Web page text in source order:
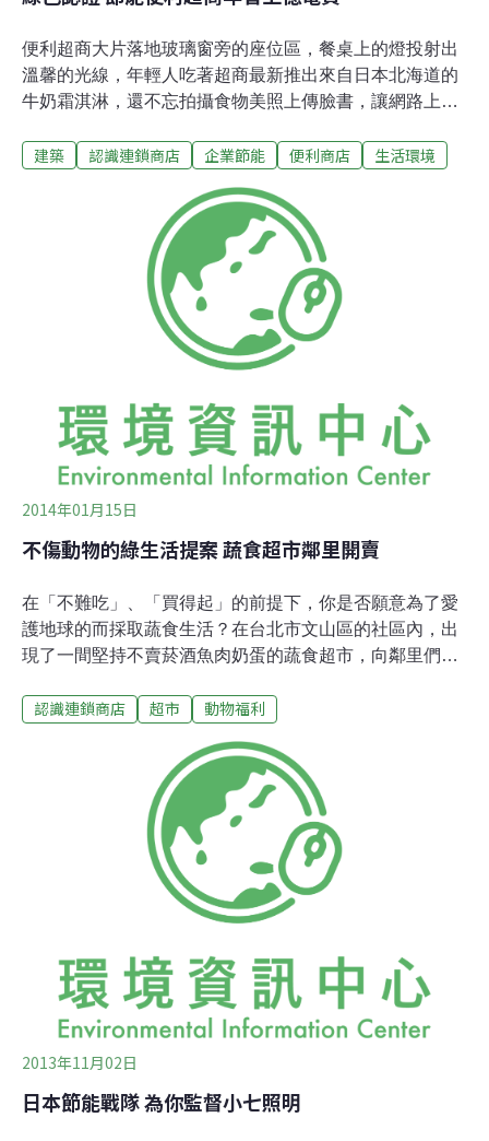
便利超商大片落地玻璃窗旁的座位區，餐桌上的燈投射出
溫馨的光線，年輕人吃著超商最新推出來自日本北海道的
牛奶霜淇淋，還不忘拍攝食物美照上傳臉書，讓網路上朋
雪阻礙遊客返鄉的冬日，台北的便利商店裡一點也不感覺
用最清爽的姿態享受著口中的霜淇淋。這樣的場景，想必
身為消費者的讀者們一點也不陌生。便利商店已經成為我
們生活中難以割捨的空間，根據統計，2012年全台有超過
9800家便利超商，其所形成的綿密網路，提供各種我們想
像得到和意想不到的服務，讓生活在緊湊節奏的現代人宛
如有個安心的依靠。24小時營業 耗費大量能源然而仔細
思考超商在我們的生活中提供的便利性，相對地，其在社
營運所使用的燈光空調等消耗的電力、每日到店更新商品
上架的貨運運輸、保存各項生鮮食品的冷
建築 認識連鎖商店 企業節能 便利商店 生活環境
2014年01月15日
不傷動物的綠生活提案 蔬食超市鄰里開賣
在「不難吃」、「買得起」的前提下，你是否願意為了愛
護地球的而採取蔬食生活？在台北市文山區的社區內，出
現了一間堅持不賣菸酒魚肉奶蛋的蔬食超市，向鄰里們提
根蔬食超市」目前進行試賣，預計將於年後正式開幕。實
異，可以買到農業產品、冷凍產品、休閒食品、餐廚佐
料，就連清潔用品、美妝保健與嬰兒寵物用品都應有盡
有，同樣有2500多種的食品、近400種的生活用品可以選
購。但事實上，消費者購得的商品，沒有一件涉及傷害動
物。從買得起開始，推廣友善動物與地球的生活營運部經
理徐啟翔解釋店名，「Vegan」是一種堅持不傷害任何動
物的生活方式，不僅在飲食上摒棄肉、家禽、魚和海鮮等
絲綢、羊毛、明膠等含有動物成分、甚至進行了動物試驗
的產品都將排除。愛維根便是以超級市場的形式
認識連鎖商店 超市 動物福利
2013年11月02日
日本節能戰隊 為你監督小七照明